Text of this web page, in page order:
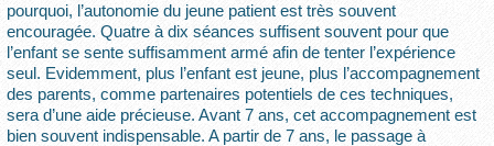
pourquoi, l’autonomie du jeune patient est très souvent
encouragée. Quatre à dix séances suffisent souvent pour que
l’enfant se sente suffisamment armé afin de tenter l’expérience
seul. Evidemment, plus l’enfant est jeune, plus l’accompagnement
des parents, comme partenaires potentiels de ces techniques,
sera d’une aide précieuse. Avant 7 ans, cet accompagnement est
bien souvent indispensable. A partir de 7 ans, le passage à